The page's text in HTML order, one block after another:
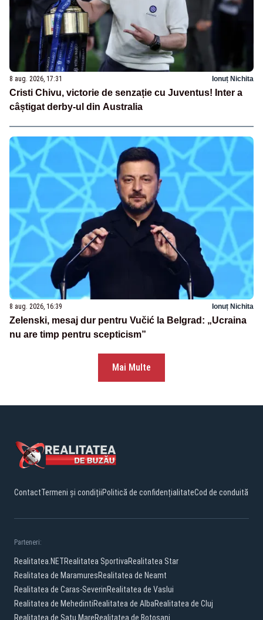
8 aug. 2026, 17:31 Ionuț Nichita
Cristi Chivu, victorie de senzație cu Juventus! Inter a
câștigat derby-ul din Australia
8 aug. 2026, 16:39 Ionuț Nichita
Zelenski, mesaj dur pentru Vučić la Belgrad: „Ucraina
nu are timp pentru scepticism”
Mai Multe
ContactTermeni și condițiiPolitică de confidențialitateCod de conduită
Parteneri:
Realitatea.NETRealitatea SportivaRealitatea Star
Realitatea de MaramuresRealitatea de Neamt
Realitatea de Caras-SeverinRealitatea de Vaslui
Realitatea de MehedintiRealitatea de AlbaRealitatea de Cluj
Realitatea de Satu MareRealitatea de Botosani